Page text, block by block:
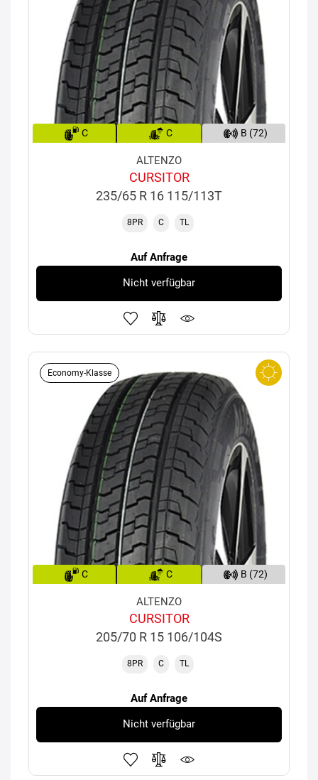
C C B (72)
ALTENZO
CURSITOR
235/65 R 16 115/113T
8PR C TL
Auf Anfrage
Nicht verfügbar
Economy-Klasse
C C B (72)
ALTENZO
CURSITOR
205/70 R 15 106/104S
8PR C TL
Auf Anfrage
Nicht verfügbar